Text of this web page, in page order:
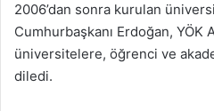
2006’dan sonra kurulan
Cumhurbaşkanı Erdoğan, YÖK
üniversitelere, öğrenci ve
diledi.